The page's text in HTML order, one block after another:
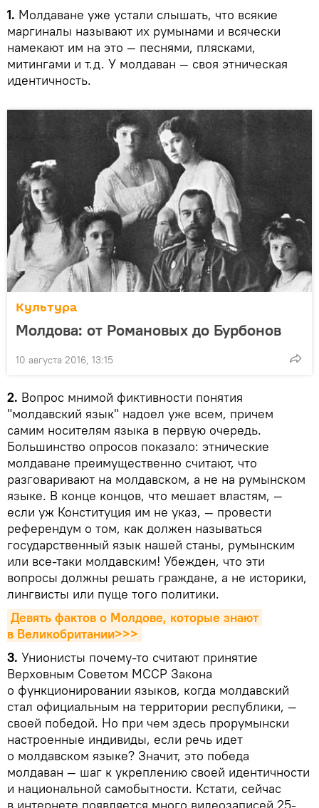
1. Молдаване уже устали слышать, что всякие
маргиналы называют их румынами и всячески
намекают им на это — песнями, плясками,
митингами и т.д. У молдаван — своя этническая
идентичность.
Культура
Молдова: от Романовых до Бурбонов
10 августа 2016, 13:15
2. Вопрос мнимой фиктивности понятия
"молдавский язык" надоел уже всем, причем
самим носителям языка в первую очередь.
Большинство опросов показало: этнические
молдаване преимущественно считают, что
разговаривают на молдавском, а не на румынском
языке. В конце концов, что мешает властям, —
если уж Конституция им не указ, — провести
референдум о том, как должен называться
государственный язык нашей станы, румынским
или все-таки молдавским! Убежден, что эти
вопросы должны решать граждане, а не историки,
лингвисты или пуще того политики.
Девять фактов о Молдове, которые знают
в Великобритании>>>
3. Унионисты почему-то считают принятие
Верховным Советом МССР Закона
о функционировании языков, когда молдавский
стал официальным на территории республики, —
своей победой. Но при чем здесь прорумынски
настроенные индивиды, если речь идет
о молдавском языке? Значит, это победа
молдаван — шаг к укреплению своей идентичности
и национальной самобытности. Кстати, сейчас
в интернете появляется много видеозаписей 25-